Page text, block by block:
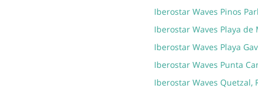
Iberostar Waves Pinos
Iberostar Waves Playa de
Iberostar Waves Playa
Iberostar Waves Punta
Iberostar Waves Quetzal,